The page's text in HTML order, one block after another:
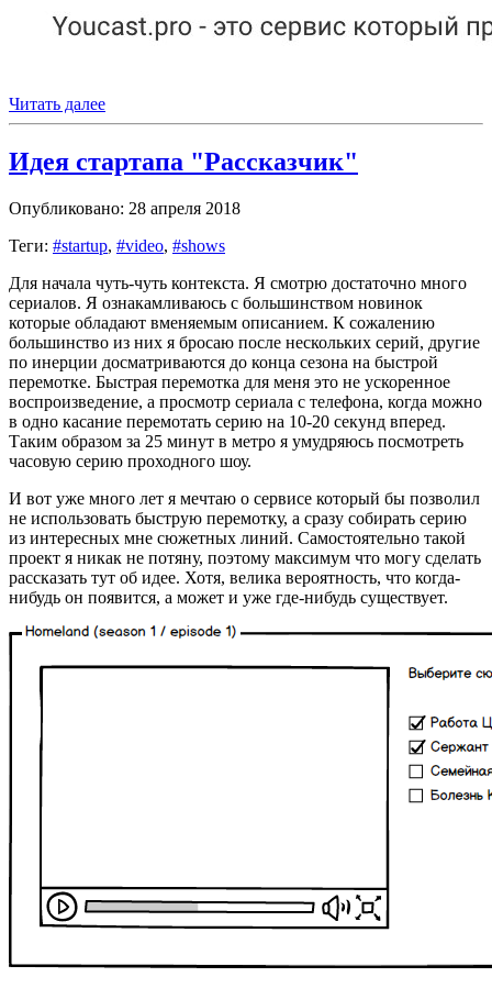
Читать далее
Идея стартапа "Рассказчик"
Опубликовано: 28 апреля 2018
Теги: #startup, #video, #shows
Для начала чуть-чуть контекста. Я смотрю достаточно много
сериалов. Я ознакамливаюсь с большинством новинок
которые обладают вменяемым описанием. К сожалению
большинство из них я бросаю после нескольких серий, другие
по инерции досматриваются до конца сезона на быстрой
перемотке. Быстрая перемотка для меня это не ускоренное
воспроизведение, а просмотр сериала с телефона, когда можно
в одно касание перемотать серию на 10-20 секунд вперед.
Таким образом за 25 минут в метро я умудряюсь посмотреть
часовую серию проходного шоу.
И вот уже много лет я мечтаю о сервисе который бы позволил
не использовать быструю перемотку, а сразу собирать серию
из интересных мне сюжетных линий. Самостоятельно такой
проект я никак не потяну, поэтому максимум что могу сделать
рассказать тут об идее. Хотя, велика вероятность, что когда-
нибудь он появится, а может и уже где-нибудь существует.